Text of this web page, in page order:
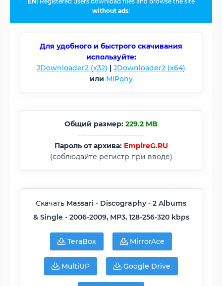
without ads!
Для удобного и быстрого скачивания
используйте:
JDownloader2 (x32) | JDownloader2 (x64)
или MiPony
Общий размер: 229.2 MB
---------------------------
Пароль от архива: EmpireG.RU
(соблюдайте регистр при вводе)
Скачать Massari - Discography - 2 Albums
& Single - 2006-2009, MP3, 128-256-320 kbps
TeraBox MirrorAce
MultiUP Google Drive